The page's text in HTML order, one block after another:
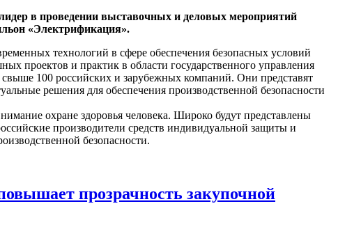
в проведении выставочных и деловых мероприятий
«Электрификация».
технологий в сфере обеспечения безопасных условий
проектов и практик в области государственного управления
100 российских и зарубежных компаний. Они представят
решения для обеспечения производственной безопасности
охране здоровья человека. Широко будут представлены
производители средств индивидуальной защиты и
безопасности.
прозрачность закупочной